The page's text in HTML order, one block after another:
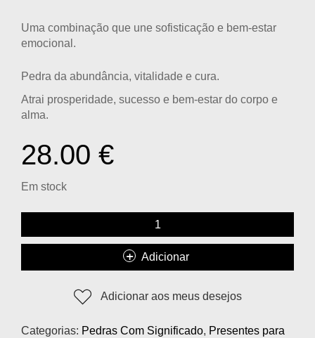
Uma combinação que une sofisticação e bem-estar
emocional.
Pedra da abundância, vitalidade e cura.
Atrai prosperidade, sucesso e bem-estar do corpo e
alma.
28.00 €
Em stock
Adicionar
Adicionar aos meus desejos
Categorias: Pedras Com Significado, Presentes para